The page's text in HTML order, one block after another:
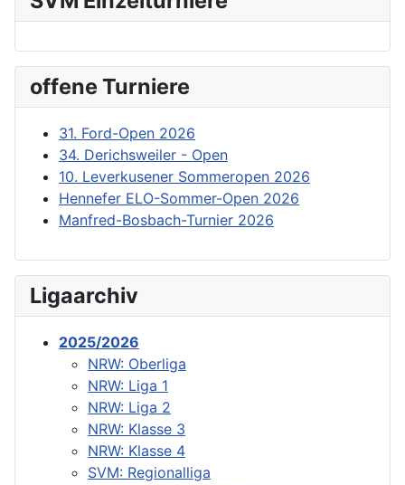
offene Turniere
31. Ford-Open 2026
34. Derichsweiler - Open
10. Leverkusener Sommeropen 2026
Hennefer ELO-Sommer-Open 2026
Manfred-Bosbach-Turnier 2026
Ligaarchiv
2025/2026
NRW: Oberliga
NRW: Liga 1
NRW: Liga 2
NRW: Klasse 3
NRW: Klasse 4
SVM: Regionalliga